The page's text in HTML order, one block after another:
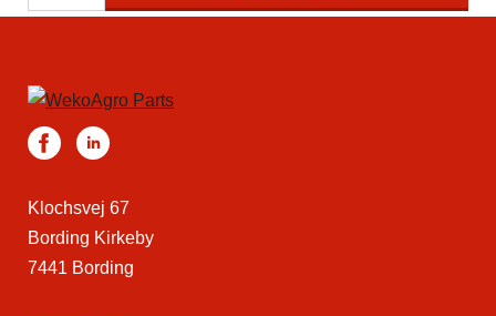
Klochsvej 67
Bording Kirkeby
7441 Bording